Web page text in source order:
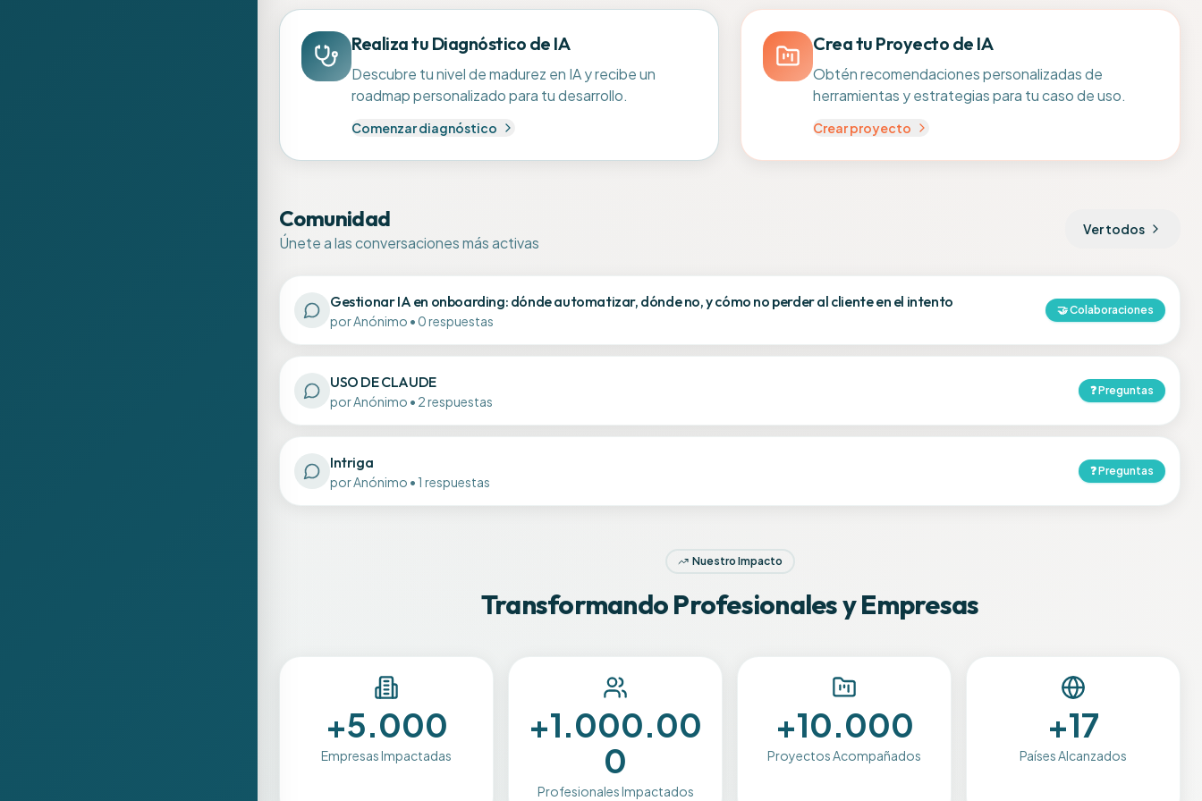
Realiza tu Diagnóstico de IA
Descubre tu nivel de madurez en IA y recibe un
roadmap personalizado para tu desarrollo.
Comenzar diagnóstico
Crea tu Proyecto de IA
Obtén recomendaciones personalizadas de
herramientas y estrategias para tu caso de uso.
Crear proyecto
Comunidad
Únete a las conversaciones más activas
Ver todos
Gestionar IA en onboarding: dónde automatizar, dónde no, y cómo no perder al cliente en el intento
porAnónimo •0respuestas
🤝Colaboraciones
USO DE CLAUDE
porAnónimo • 2respuestas
❓Preguntas
Intriga
porAnónimo • 1 respuestas
❓Preguntas
Nuestro Impacto
Transformando Profesionales y Empresas
+5.000
Empresas Impactadas
+1.000.00
0
Profesionales Impactados
+10.000
Proyectos Acompañados
+17
Países Alcanzados